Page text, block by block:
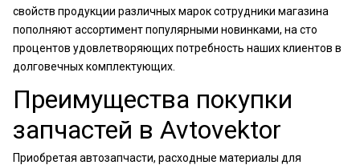
свойств продукции различных марок сотрудники магазина
пополняют ассортимент популярными новинками, на сто
процентов удовлетворяющих потребность наших клиентов в
долговечных комплектующих.
Преимущества покупки
запчастей в Avtovektor
Приобретая автозапчасти, расходные материалы для